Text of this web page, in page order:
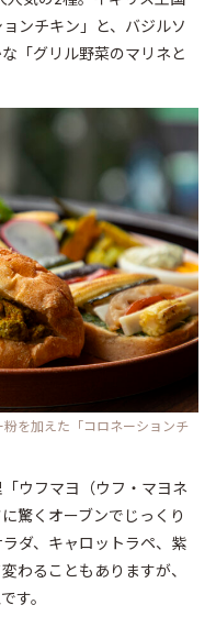
ンチキン」と、バジルソ
「グリル野菜のマリネと
を加えた「コロネーションチ
ウフマヨ（ウフ・マヨネ
驚くオーブンでじっくり
ダ、キャロットラペ、紫
わることもありますが、
す。